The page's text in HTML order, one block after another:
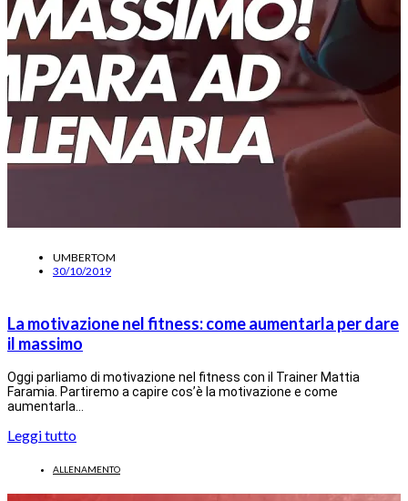
UMBERTOM
30/10/2019
La motivazione nel fitness: come aumentarla per dare
il massimo
Oggi parliamo di motivazione nel fitness con il Trainer Mattia
Faramia. Partiremo a capire cos’è la motivazione e come
aumentarla…
Leggi tutto
ALLENAMENTO